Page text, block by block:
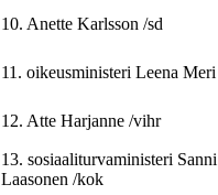
10. Anette Karlsson /sd
11. oikeusministeri Leena Meri
12. Atte Harjanne /vihr
13. sosiaaliturvaministeri Sanni
Laasonen /kok